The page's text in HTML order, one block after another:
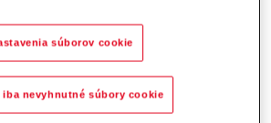
okruhu. Montáž vpravo (prietok vykurovacieho
tepelne izolovaná.
kombinácie s modulárnym nástenným
Novostavby a rekonštrukcie.
súborov cookie
iba nevyhnutné súbory cookie